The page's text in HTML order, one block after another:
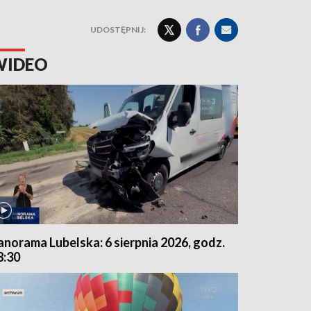
UDOSTĘPNIJ:
Lubelska: 6 sierpnia 2026, godz.